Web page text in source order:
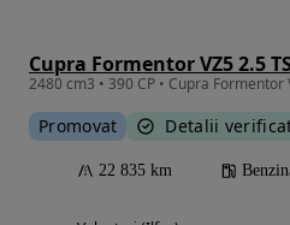
Cupra Formentor VZ5 2.5
2480 cm3 • 390 CP • Cupra Formentor
Promovat Detalii
22 835 km